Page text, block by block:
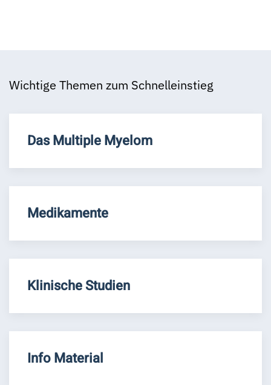
Wichtige Themen zum Schnelleinstieg
Das Multiple Myelom
Medikamente
Klinische Studien
Info Material